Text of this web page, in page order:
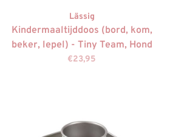
Lässig
Kindermaaltijddoos (bord, kom,
beker, lepel) - Tiny Team, Hond
€23,95